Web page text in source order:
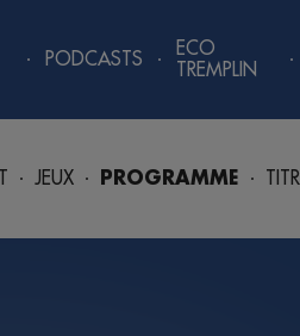
JEUX PROGRAMME
PODCASTS
ECO
TREMPLIN